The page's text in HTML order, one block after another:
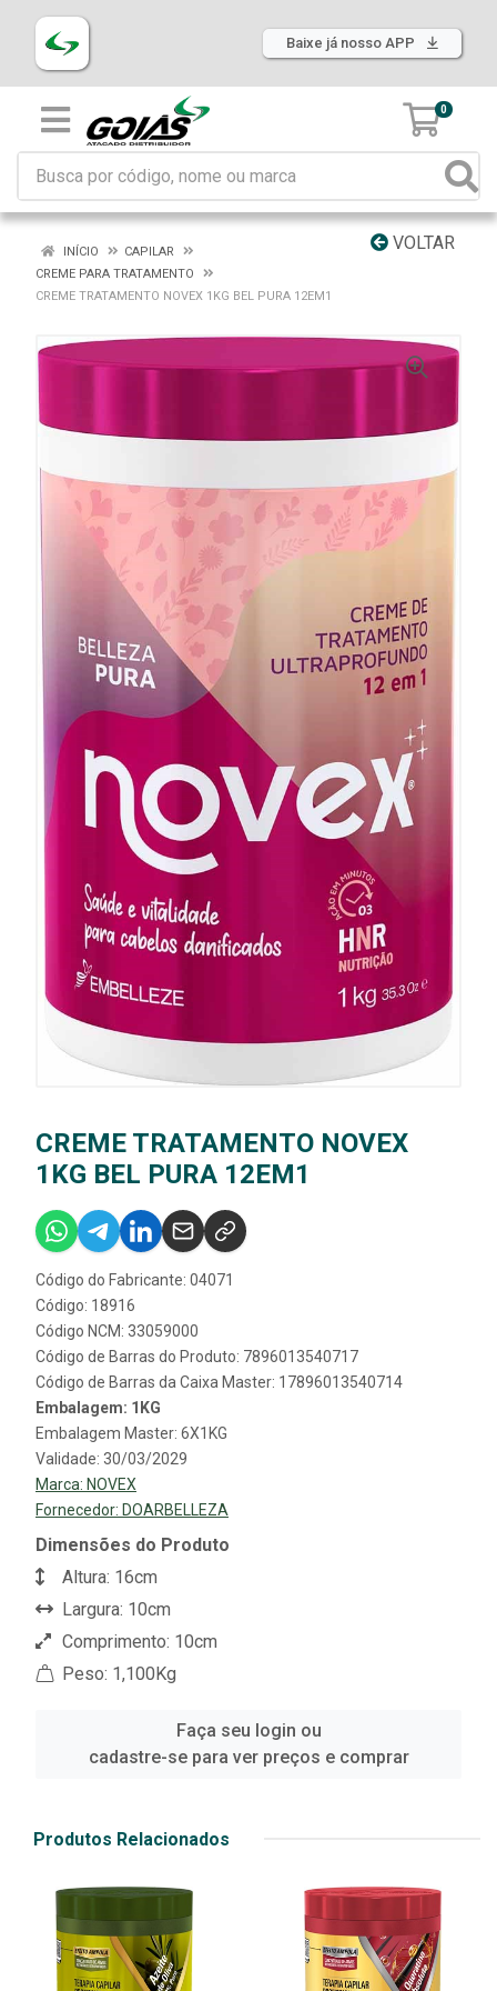
Baixe já nosso APP
0
VOLTAR
INÍCIO
CAPILAR
CREME PARA TRATAMENTO
CREME TRATAMENTO NOVEX 1KG BEL PURA 12EM1
CREME TRATAMENTO NOVEX
1KG BEL PURA 12EM1
Código do Fabricante: 04071
Código: 18916
Código NCM: 33059000
Código de Barras do Produto: 7896013540717
Código de Barras da Caixa Master: 17896013540714
Embalagem: 1KG
Embalagem Master: 6X1KG
Validade: 30/03/2029
Marca: NOVEX
Fornecedor: DOARBELLEZA
Dimensões do Produto
Altura: 16cm
Largura: 10cm
Comprimento: 10cm
Peso: 1,100Kg
Faça seu login ou
cadastre-se para ver preços e comprar
Produtos Relacionados